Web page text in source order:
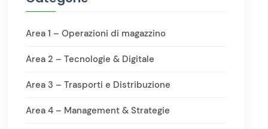
Area 1 – Operazioni di magazzino
Area 2 – Tecnologie & Digitale
Area 3 – Trasporti e Distribuzione
Area 4 – Management & Strategie